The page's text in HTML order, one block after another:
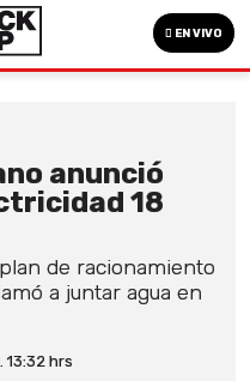
EN VIVO
anunció
18
de racionamiento
a juntar agua en
13:32 hrs